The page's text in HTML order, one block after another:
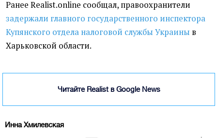
Ранее Realist.online сообщал, правоохранители
задержали главного государственного инспектора
Купянского отдела налоговой службы Украины в
Харьковской области.
Читайте Realist в Google News
Инна Хмилевская